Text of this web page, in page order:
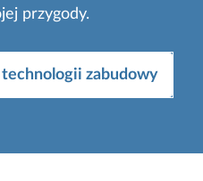
przygody.
zabudowy